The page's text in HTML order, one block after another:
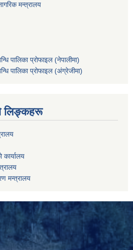
मन्त्रालय
पालिका प्राेफाइल (नेपालीमा)
पालिका प्राेफाइल(अंग्रेजीमा)
लिङ्कहरू
कार्यालय
मन्त्रालय